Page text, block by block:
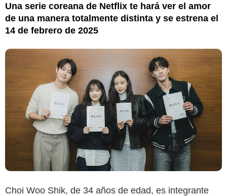
Una serie coreana de Netflix te hará ver el amor
de una manera totalmente distinta y se estrena el
14 de febrero de 2025
Choi Woo Shik, de 34 años de edad, es integrante